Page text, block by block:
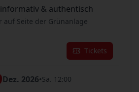
& authentisch
auf Seite der Grünanlage
Tickets
Dez. 2026•Sa. 12:00